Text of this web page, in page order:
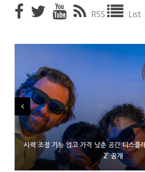
RSS List
시력 조정 기능 얹고 가격 낮춘 공간 디스플
2’ 공개
D램 부족에 10억달러어치 아이폰18 프로
300~400달러 반지형 스피커 준비